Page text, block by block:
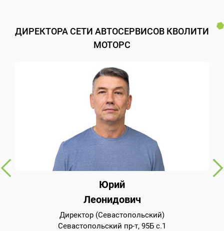
ДИРЕКТОРА СЕТИ АВТОСЕРВИСОВ КВОЛИТИ
МОТОРС
Юрий
Леонидович
Директор (Севастопольский)
Севастопольский пр-т, 95Б с.1